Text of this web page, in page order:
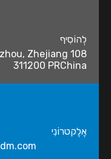
לְהוֹסִיף
Zhejiang
311200 PRChina
אֶלֶקטרוֹנִי